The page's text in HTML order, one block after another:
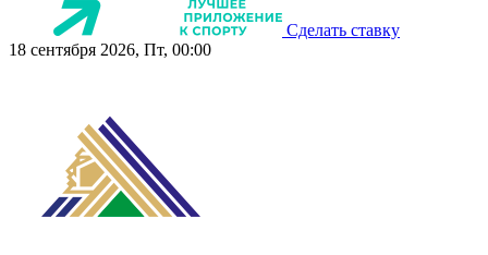
Сделать ставку
18 сентября 2026, Пт, 00:00